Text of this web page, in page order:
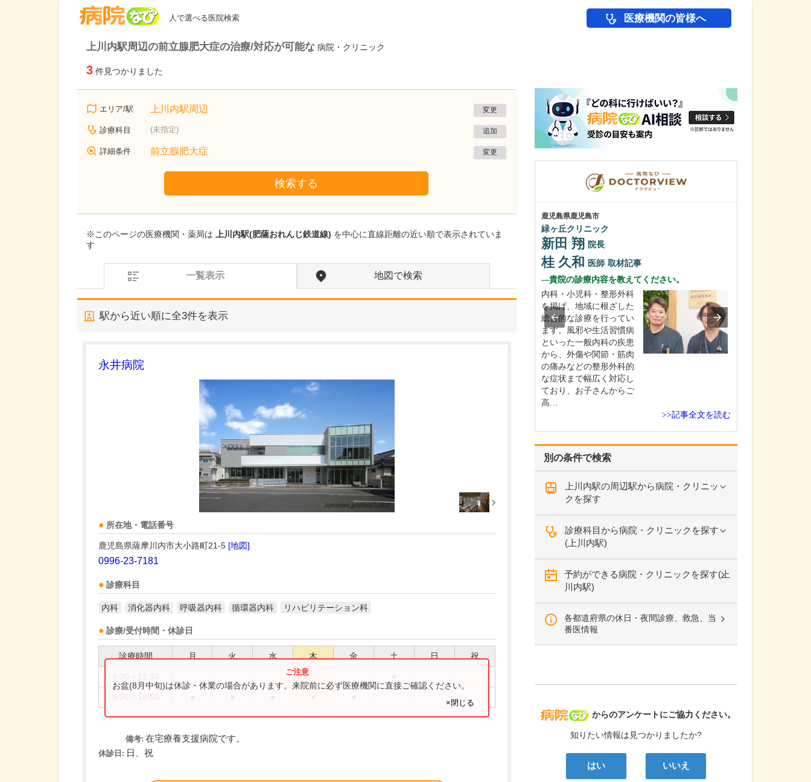
人で選べる医院検索 医療機関の皆様へ
上川内駅周辺の前立腺肥大症の治療/対応が可能な 病院・クリニック
3 件見つかりました
エリア/駅 上川内駅周辺 変更
診療科目 (未指定) 追加
詳細条件 前立腺肥大症 変更
検索する
※このページの医療機関・薬局は 上川内駅(肥薩おれんじ鉄道線) を中心に直線距離の近い順で表示されていま
す
一覧表示 地図で検索
駅から近い順に全3件を表示
永井病院
所在地・電話番号
鹿児島県薩摩川内市大小路町21-5 [地図]
0996-23-7181
診療科目
内科 消化器内科 呼吸器内科 循環器内科 リハビリテーション科
診療/受付時間・休診日
診療時間 月 火 水 木 金 土 日 祝
お盆(8月中旬)は休診・休業の場合があります。来院前に必ず医療機関に直接ご確認ください。
×閉じる
備考: 在宅療養支援病院です。
休診日: 日、祝
別の条件で検索
上川内駅の周辺駅から病院・クリニッ
クを探す
診療科目から病院・クリニックを探す
(上川内駅)
予約ができる病院・クリニックを探す(上
川内駅)
各都道府県の休日・夜間診療、救急、当
番医情報
病院なび
からのアンケートにご協力ください。
知りたい情報は見つかりましたか?
はい いいえ
鹿児島県鹿児島市
あいろ歯科医院
歯科医師を志したきっかけを教えてください。
中学生のときに出会った
女性の歯科医師に憧れた
ことです。幼い頃は「歯
鹿児島県鹿児島市
緑ヶ丘クリニック
新田 翔 院長
桂 久和 医師 取材記事
貴院の診療内容を教えてください。
内科・小児科・整形外科
を掲げ、地域に根ざした
総合的な診療を行ってい
ます。風邪や生活習慣病
といった一般内科の疾患
から、外傷や関節・筋肉
の痛みなどの整形外科的
な症状まで幅広く対応し
ており、お子さんからご
高…
>>記事全文を読む